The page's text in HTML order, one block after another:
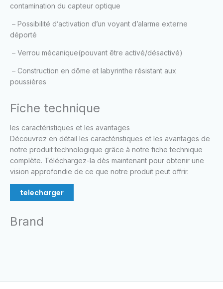
contamination du capteur optique
– Possibilité d’activation d’un voyant d’alarme externe
déporté
– Verrou mécanique(pouvant être activé/désactivé)
– Construction en dôme et labyrinthe résistant aux
poussières
Fiche technique
les caractéristiques et les avantages
Découvrez en détail les caractéristiques et les avantages de
notre produit technologique grâce à notre fiche technique
complète. Téléchargez-la dès maintenant pour obtenir une
vision approfondie de ce que notre produit peut offrir.
telecharger
Brand